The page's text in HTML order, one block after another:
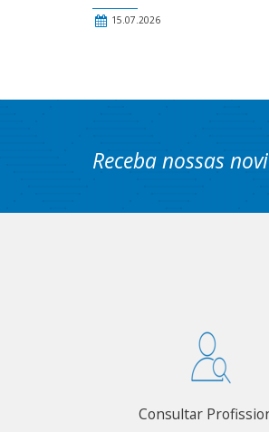
15.07.2026
Receba nossas
Consultar